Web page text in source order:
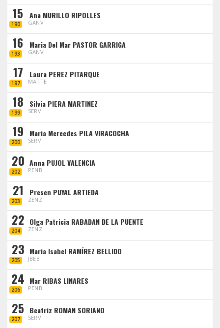
15
190
Ana MURILLO RIPOLLES
GANV
16
193
Maria Del Mar PASTOR GARRIGA
GANV
17
197
Laura PEREZ PITARQUE
MATTE
18
199
Silvia PIERA MARTINEZ
SERV
19
200
Maria Mercedes PILA VIRACOCHA
SERV
20
202
Anna PUJOL VALENCIA
PENB
21
203
Presen PUYAL ARTIEDA
ZENZ
22
204
Olga Patricia RABADAN DE LA PUENTE
ZENZ
23
205
Maria Isabel RAMÍREZ BELLIDO
JBEB
24
206
Mar RIBAS LINARES
PENB
25
207
Beatriz ROMAN SORIANO
SERV